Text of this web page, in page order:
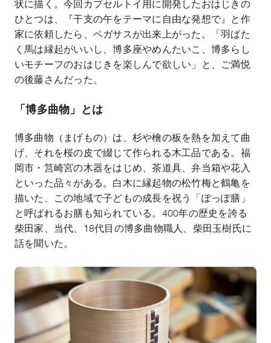
状に描く。今回カプセルトイ用に開発したおはじきの
ひとつは、『干支の午をテーマに自由な発想で』と作
家に依頼したら、ペガサスが出来上がった。「羽ばた
く馬は縁起がいいし、博多座やめんたいこ、博多らし
いモチーフのおはじきを楽しんで欲しい」と、ご満悦
の後藤さんだった。
「博多曲物」とは
博多曲物（まげもの）は、杉や檜の板を熱を加えて曲
げ、それを桜の皮で綴じて作られる木工品である。福
岡市・筥崎宮の木器をはじめ、茶道具、弁当箱や花入
といった品々がある。白木に縁起物の松竹梅と鶴亀を
描いた、この地域で子どもの成長を祝う「ぽっぽ膳」
と呼ばれるお膳も知られている。 400年の歴史を誇る
柴田家、当代、 18代目の博多曲物職人、柴田玉樹氏に
話を聞いた。